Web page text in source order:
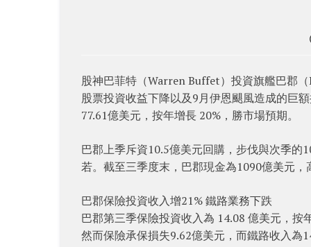
股神巴菲特（Warren Buffet）投資旗艦巴郡
股票投資收益下降以及9月伊恩颶風造成的巨
77.61億美元，按年增長 20%，勝市場預期。
巴郡上季斥資10.5億美元回購，步伐與次季的
若。截至三季度末，巴郡現金為1090億美元，
巴郡保險投資收入增21% 鐵路業務下跌
巴郡第三季保險投資收入為 14.08 億美元，按
然而保險承保損失9.62億美元，而鐵路收入為